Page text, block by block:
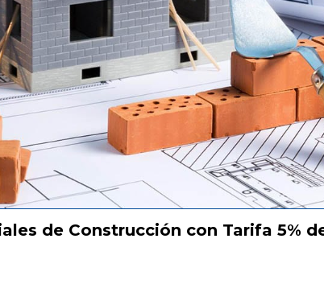
de Construcción con Tarifa 5%